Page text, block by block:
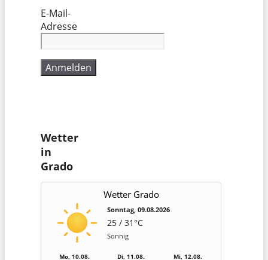
E-Mail-
Adresse
Wetter
in
Grado
Wetter Grado
Sonntag, 09.08.2026
25 / 31°C
Sonnig
Mo, 10.08. Di, 11.08. Mi, 12.08.